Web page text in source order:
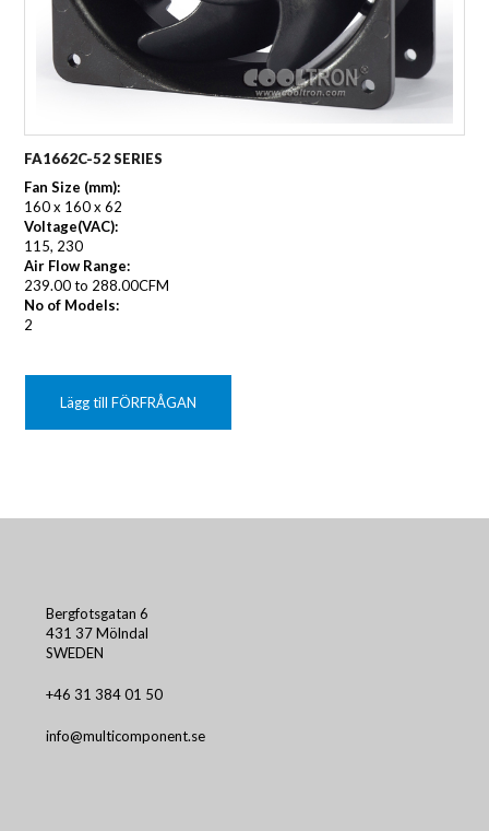
FA1662C-52 SERIES
Fan Size (mm):
160 x 160 x 62
Voltage(VAC):
115, 230
Air Flow Range:
239.00 to 288.00CFM
No of Models:
2
Lägg till FÖRFRÅGAN
Bergfotsgatan 6
431 37 Mölndal
SWEDEN
+46 31 384 01 50
info@multicomponent.se